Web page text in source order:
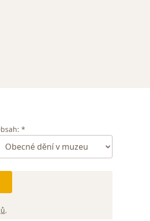
*
.